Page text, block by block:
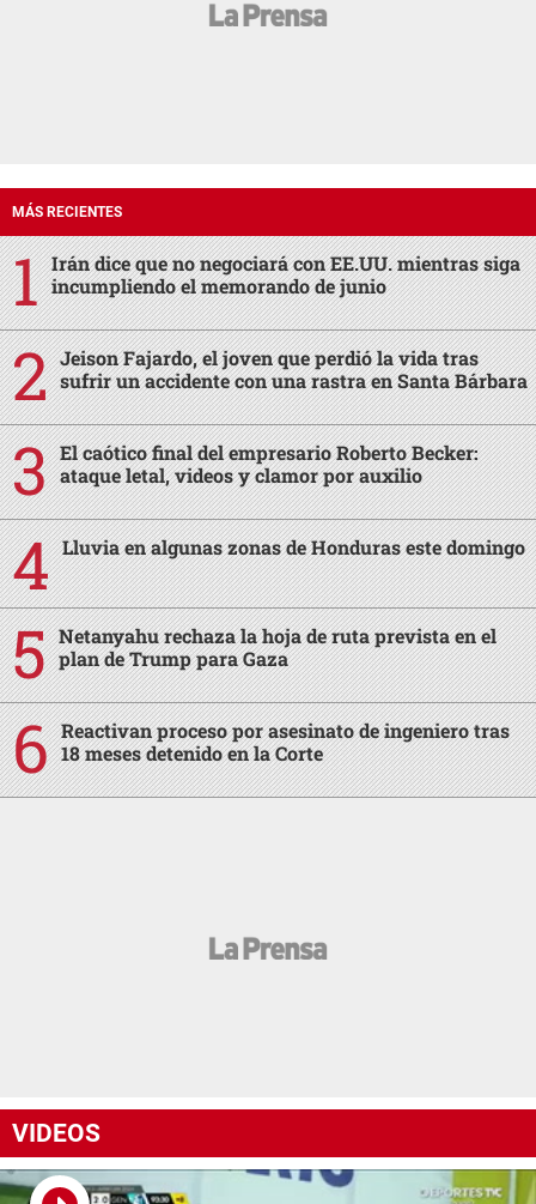
MÁS RECIENTES
Irán dice que no negociará con EE.UU. mientras siga
incumpliendo el memorando de junio
Jeison Fajardo, el joven que perdió la vida tras
sufrir un accidente con una rastra en Santa Bárbara
El caótico final del empresario Roberto Becker:
ataque letal, videos y clamor por auxilio
Lluvia en algunas zonas de Honduras este domingo
Netanyahu rechaza la hoja de ruta prevista en el
plan de Trump para Gaza
Reactivan proceso por asesinato de ingeniero tras
18 meses detenido en la Corte
VIDEOS